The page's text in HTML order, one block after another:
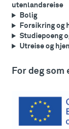
utenlandsreise
Bolig
Forsikring og
Studiepoeng
Utreise og
For deg